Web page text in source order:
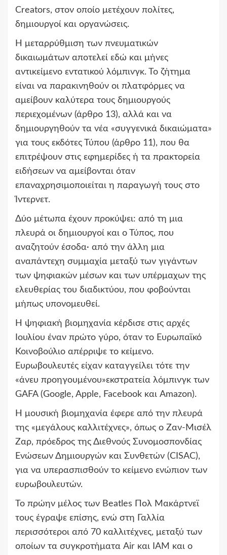
Creators, στον οποίο μετέχουν πολίτες,
δημιουργοί και οργανώσεις.
Η μεταρρύθμιση των πνευματικών
δικαιωμάτων αποτελεί εδώ και μήνες
αντικείμενο εντατικού λόμπινγκ. Το ζήτημα
είναι να παρακινηθούν οι πλατφόρμες να
αμείβουν καλύτερα τους δημιουργούς
περιεχομένων (άρθρο 13), αλλά και να
δημιουργηθούν τα νέα «συγγενικά δικαιώματα»
για τους εκδότες Τύπου (άρθρο 11), που θα
επιτρέψουν στις εφημερίδες ή τα πρακτορεία
ειδήσεων να αμείβονται όταν
επαναχρησιμοποιείται η παραγωγή τους στο
Ίντερνετ.
Δύο μέτωπα έχουν προκύψει: από τη μια
πλευρά οι δημιουργοί και ο Τύπος, που
αναζητούν έσοδα· από την άλλη μια
αναπάντεχη συμμαχία μεταξύ των γιγάντων
των ψηφιακών μέσων και των υπέρμαχων της
ελευθερίας του διαδικτύου, που φοβούνται
μήπως υπονομευθεί.
Η ψηφιακή βιομηχανία κέρδισε στις αρχές
Ιουλίου έναν πρώτο γύρο, όταν το Ευρωπαϊκό
Κοινοβούλιο απέρριψε το κείμενο.
Ευρωβουλευτές είχαν καταγγείλει τότε την
«άνευ προηγουμένου»εκστρατεία λόμπινγκ των
GAFA (Google, Apple, Facebook και Amazon).
Η μουσική βιομηχανία έφερε από την πλευρά
της «μεγάλους καλλιτέχνες», όπως ο Ζαν-Μισέλ
Ζαρ, πρόεδρος της Διεθνούς Συνομοσπονδίας
Ενώσεων Δημιουργών και Συνθετών (CISAC),
για να υπερασπισθούν το κείμενο ενώπιον των
ευρωβουλευτών.
Το πρώην μέλος των Beatles Πολ Μακάρτνεϊ
τους έγραψε επίσης, ενώ στη Γαλλία
περισσότεροι από 70 καλλιτέχνες, μεταξύ των
οποίων τα συγκροτήματα Air και IAM και ο